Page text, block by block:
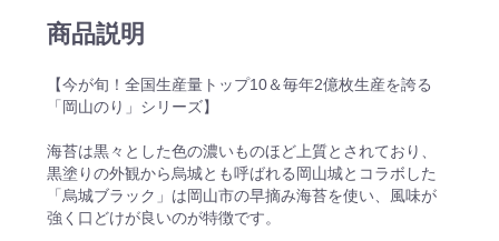
商品説明
【今が旬！全国生産量トップ10＆毎年2億枚生産を誇る
「岡山のり」シリーズ】
海苔は黒々とした色の濃いものほど上質とされており、
黒塗りの外観から烏城とも呼ばれる岡山城とコラボした
「烏城ブラック」は岡山市の早摘み海苔を使い、風味が
強く口どけが良いのが特徴です。